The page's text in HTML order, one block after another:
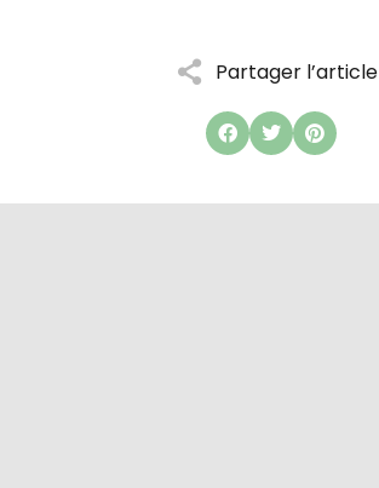
Partager l’article